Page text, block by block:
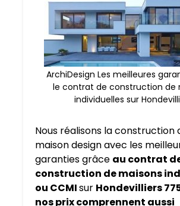
ArchiDesign Les meilleures
le contrat de construction de
individuelles sur
Nous réalisons la construction
maison design avec les
garanties grâce au contrat
construction de maisons
ou CCMIsur Hondevilliers
nos prix comprennent aussi